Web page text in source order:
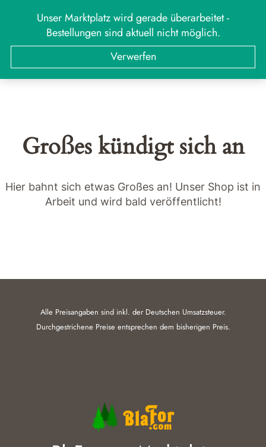
Unser Marktplatz wird gerade überarbeitet -
Bestellungen sind aktuell nicht möglich.
Verwerfen
MARKT
Suchen
Großes kündigt sich an
Hier bahnt sich etwas Großes an! Unser Shop ist in
Arbeit und wird bald veröffentlicht!
Alle Preisangaben sind inkl. der Deutschen Umsatzsteuer.
Durchgestrichene Preise entsprechen dem bisherigen Preis.